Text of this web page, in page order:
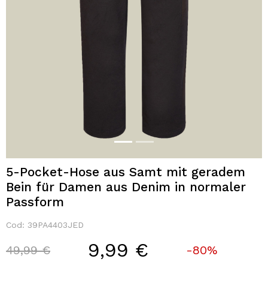
5-Pocket-Hose aus Samt mit geradem
Bein für Damen aus Denim in normaler
Passform
Cod: 39PA4403JED
Price reduced from
49,99 €to 9,99 € -80%